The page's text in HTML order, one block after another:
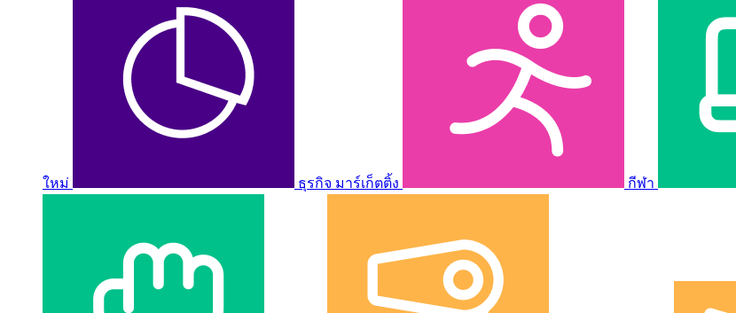
ใหม่ ธุรกิจ มาร์เก็ตติ้ง กีฬา